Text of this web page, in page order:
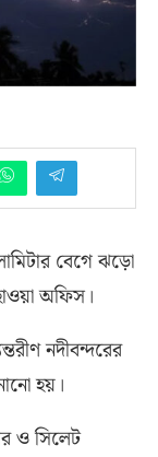
বেগে ঝড়ো
অফিস।
নদীবন্দরের
হয়।
ও সিলেট